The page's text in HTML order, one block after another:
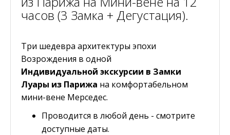
часов (3 Замка + Дегустация).
Три шедевра архитектуры эпохи
Возрождения в одной
Индивидуальной экскурсии в Замки
Луары из Парижа на комфортабельном
мини-вене Мерседес.
Проводится в любой день - смотрите
доступные даты.